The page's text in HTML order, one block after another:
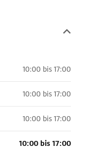
10:00 bis 17:00
10:00 bis 17:00
10:00 bis 17:00
10:00 bis 17:00